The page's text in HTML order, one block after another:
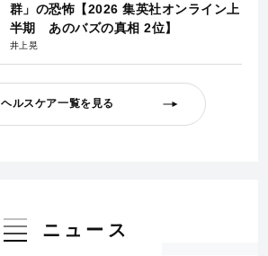
群」の恐怖【2026 集英社オンライン上
半期 あのバズの真相 2位】
井上晃
ヘルスケア一覧を見る
ニュース